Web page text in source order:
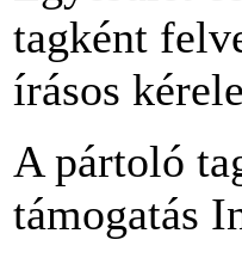
tagként
írásos
A pártoló
támogatás